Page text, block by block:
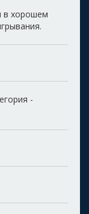
в хорошем
-